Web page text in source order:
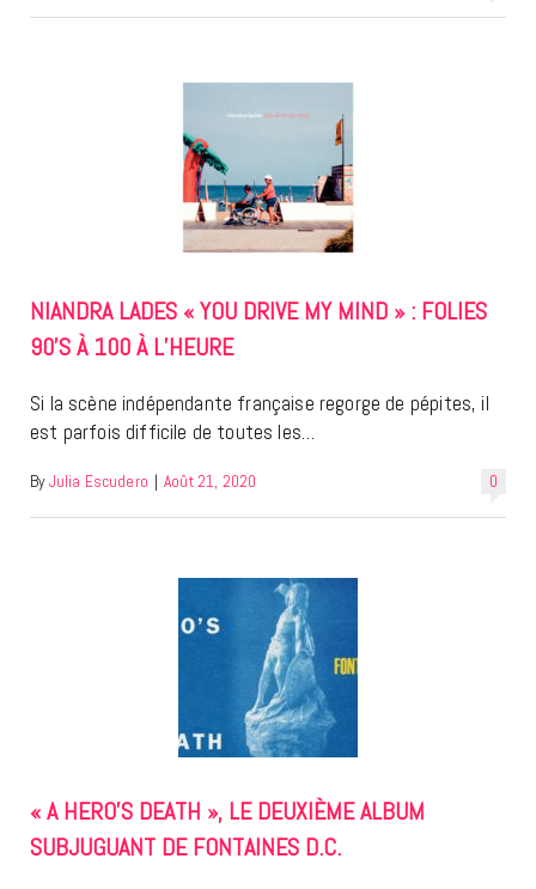
NIANDRA LADES « YOU DRIVE MY MIND » : FOLIES
90’S À 100 À L’HEURE
Si la scène indépendante française regorge de pépites, il
est parfois difficile de toutes les…
0
By Julia Escudero Août 21, 2020
« A HERO’S DEATH », LE DEUXIÈME ALBUM
SUBJUGUANT DE FONTAINES D.C.